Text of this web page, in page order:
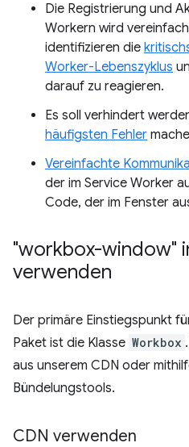
Die Registrierung und
Workern wird
identifizieren die
Worker-Lebenszyklus
darauf zu reagieren.
Es soll verhindert
häufigsten Fehler
Vereinfachte
der im Service Worker
Code, der im Fenster
"workbox-window"
verwenden
Der primäre Einstiegspunkt
Paket ist die Klasse Workbox
aus unserem CDN oder
Bündelungstools.
CDN verwenden